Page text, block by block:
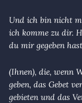
Und ich bin nicht
ich komme zu dir.
du mir gegeben
(Ihnen), die, wenn
geben, das Gebet
gebieten und das